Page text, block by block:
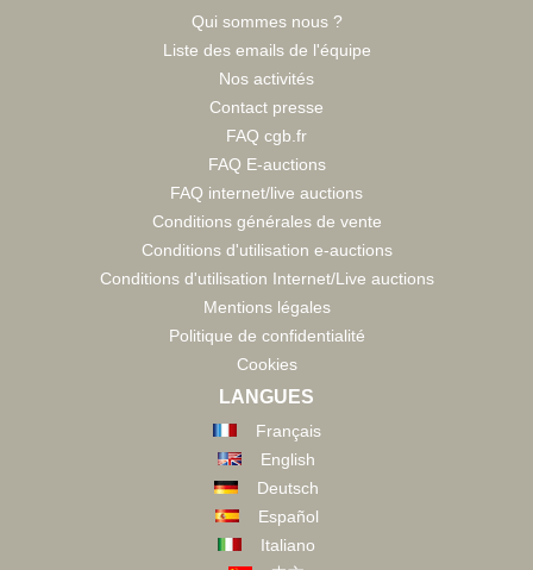
Qui sommes nous ?
Liste des emails de l'équipe
Nos activités
Contact presse
FAQ cgb.fr
FAQ E-auctions
FAQ internet/live auctions
Conditions générales de vente
Conditions d'utilisation e-auctions
Conditions d'utilisation Internet/Live auctions
Mentions légales
Politique de confidentialité
Cookies
LANGUES
Français
English
Deutsch
Español
Italiano